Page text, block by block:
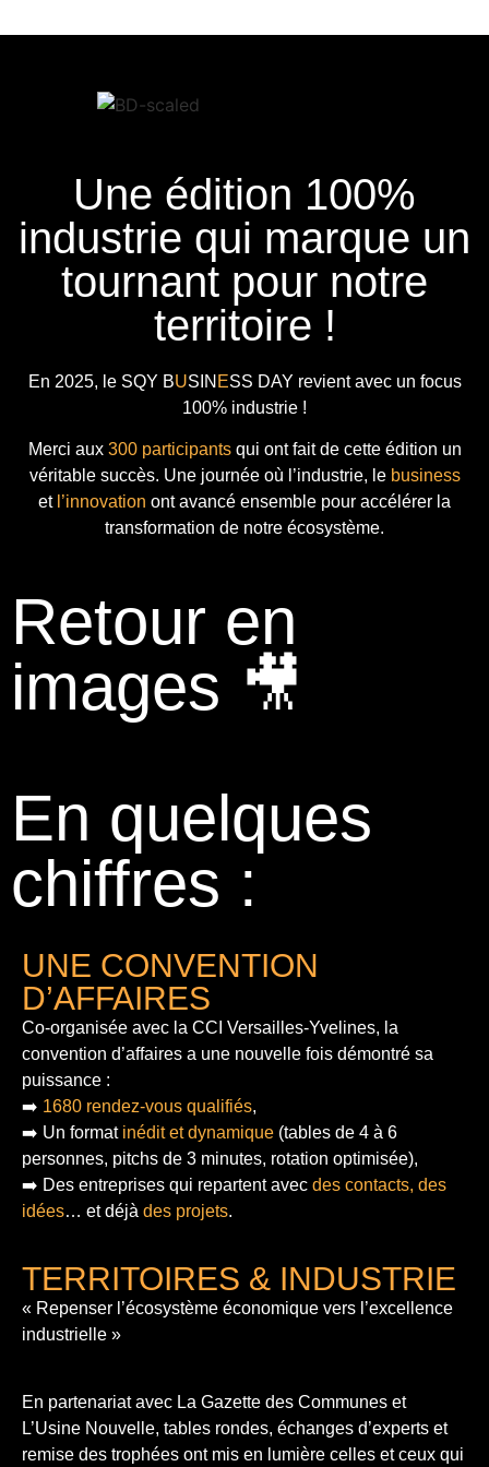
Une édition 100%
industrie qui marque un
tournant pour notre
territoire !
En 2025, le SQY BUSIN ESS DAY revient avec un focus
100% industrie !
Merci aux 300 participantsqui ont fait de cette édition un
véritable succès. Une journée où l’industrie, le business
et l’innovation ont avancé ensemble pour accélérer la
transformation de notre écosystème.
Retour en
images 🎥
En quelques
chiffres :
UNE CONVENTION
D’AFFAIRES
Co-organisée avec la CCI Versailles-Yvelines, la
convention d’affaires a une nouvelle fois démontré sa
puissance :
➡️ 1680 rendez-vous qualifiés,
➡️ Un format inédit et dynamique (tables de 4 à 6
personnes, pitchs de 3 minutes, rotation optimisée),
➡️ Des entreprises qui repartent avec des contacts, des
idées… et déjà des projets.
TERRITOIRES & INDUSTRIE
« Repenser l’écosystème économique vers l’excellence
industrielle »
En partenariat avec La Gazette des Communes et
L’Usine Nouvelle, tables rondes, échanges d’experts et
remise des trophées ont mis en lumière celles et ceux qui